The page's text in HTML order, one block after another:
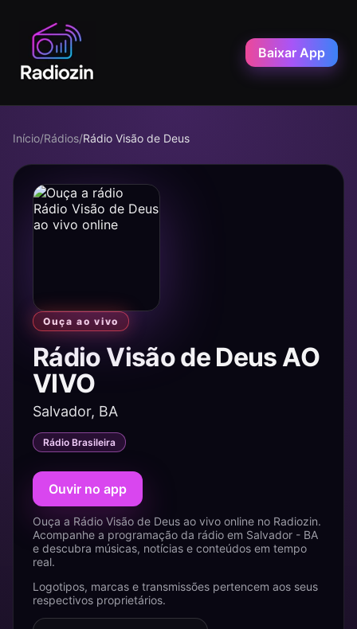
Baixar App
Início/Rádios/Rádio Visão de Deus
Ouça ao vivo
Rádio Visão de Deus AO
VIVO
Salvador, BA
Rádio Brasileira
Ouvir no app
Ouça a Rádio Visão de Deus ao vivo online no Radiozin.
Acompanhe a programação da rádio em Salvador - BA
e descubra músicas, notícias e conteúdos em tempo
real.
Logotipos, marcas e transmissões pertencem aos seus
respectivos proprietários.